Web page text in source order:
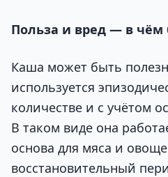
Польза и вред — в чём
Каша может быть
используется
количестве и с учётом
В таком виде она
основа для мяса и
восстановительный